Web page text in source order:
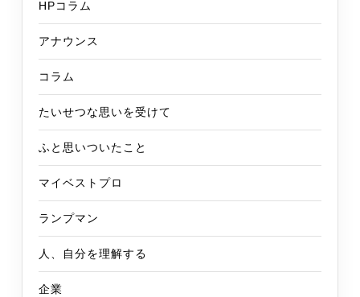
HPコラム
アナウンス
コラム
たいせつな思いを受けて
ふと思いついたこと
マイベストプロ
ランプマン
人、自分を理解する
企業